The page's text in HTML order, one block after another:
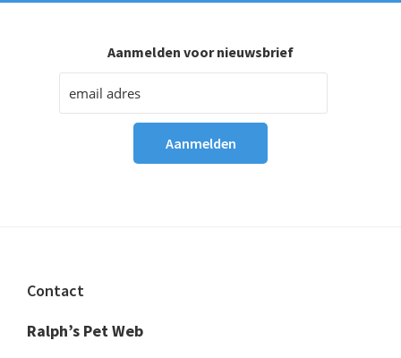
Aanmelden voor nieuwsbrief
Footer
Contact
Ralph’s Pet Web